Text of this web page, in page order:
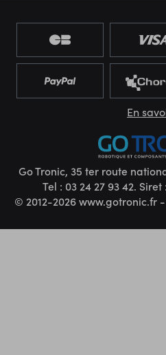
En
Go Tronic, 35 ter route
Tel : 03 24 27 93 42.
© 2012-2026 www.gotronic.fr